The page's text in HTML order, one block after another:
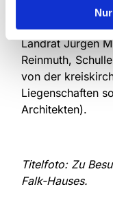
Schule. Gerne
Gesprächen mit
Landrat Jürgen
Reinmuth,
von der
Liegenschaften
Architekten).
Titelfoto: Zu
Falk-Hauses.